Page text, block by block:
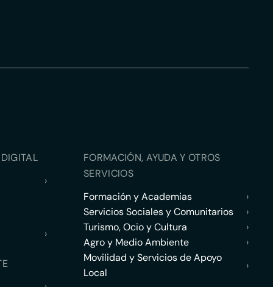
›
›
FORMACIÓN, AYUDA Y OTROS
SERVICIOS
Formación y Academias
›
Servicios Sociales y Comunitarios
›
Turismo, Ocio y Cultura
›
Agro y Medio Ambiente
›
Movilidad y Servicios de Apoyo
Local
›